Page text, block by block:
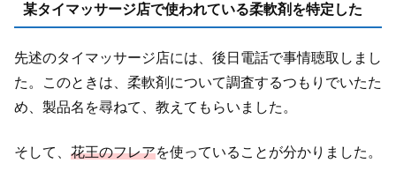
某タイマッサージ店で使われている柔軟剤を特定した
先述のタイマッサージ店には、後日電話で事情聴取しまし
た。このときは、柔軟剤について調査するつもりでいたた
め、製品名を尋ねて、教えてもらいました。
そして、 花王のフレアを使っていることが分かりました。